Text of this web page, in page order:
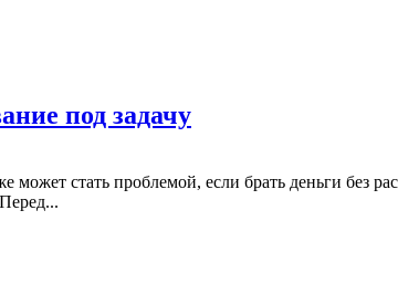
под задачу
стать проблемой, если брать деньги без